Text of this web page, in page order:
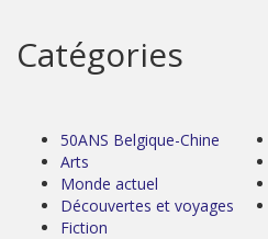
Catégories
50ANS Belgique-Chine
Arts
Monde actuel
Découvertes et voyages
Fiction